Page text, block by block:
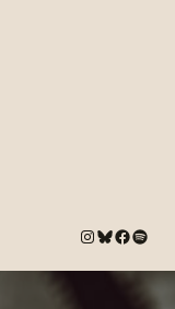
# Bluesky # Spotify